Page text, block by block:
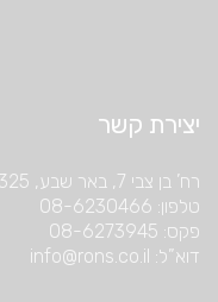
יצירת קשר
רח’ בן צבי 7, באר שבע, 8489325
טלפון: 08-6230466
פקס: 08-6273945
דוא”ל: info@rons.co.il